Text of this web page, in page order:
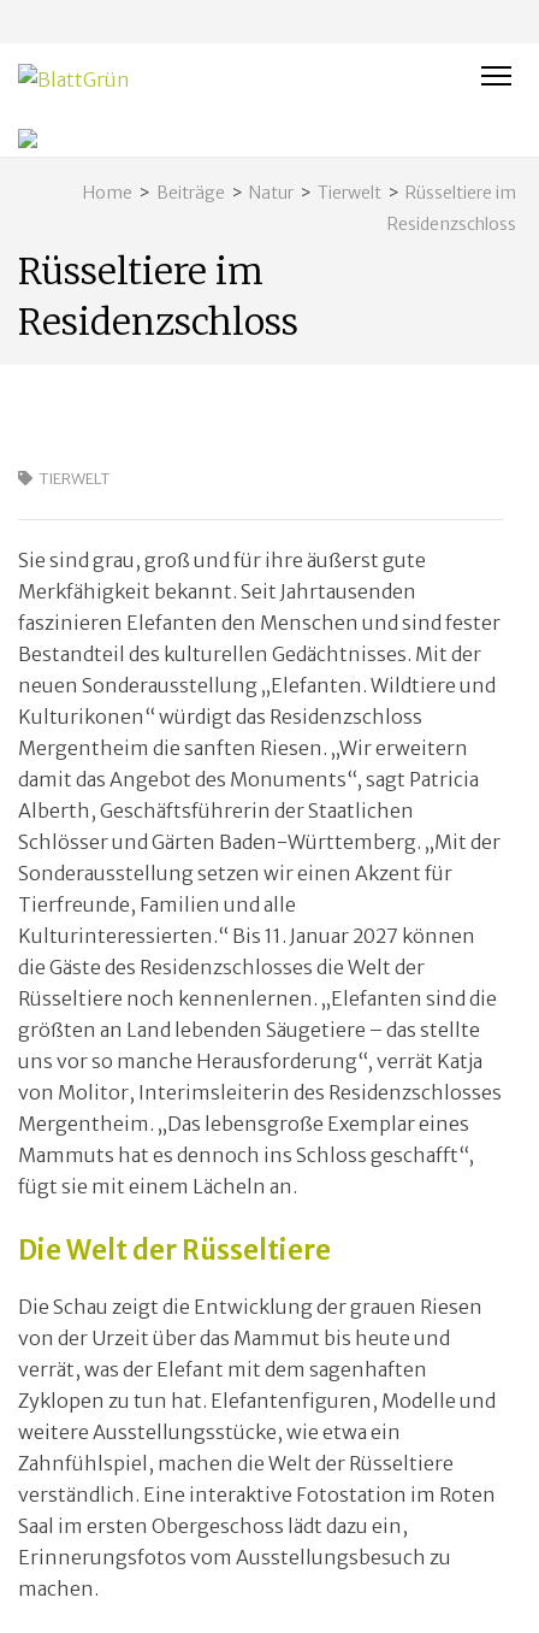
Home > Beiträge > Natur > Tierwelt > Rüsseltiere im
Residenzschloss
Rüsseltiere im
Residenzschloss
TIERWELT
Sie sind grau, groß und für ihre äußerst gute
Merkfähigkeit bekannt. Seit Jahrtausenden
faszinieren Elefanten den Menschen und sind fester
Bestandteil des kulturellen Gedächtnisses. Mit der
neuen Sonderausstellung „Elefanten. Wildtiere und
Kulturikonen“ würdigt das Residenzschloss
Mergentheim die sanften Riesen. „Wir erweitern
damit das Angebot des Monuments“, sagt Patricia
Alberth, Geschäftsführerin der Staatlichen
Schlösser und Gärten Baden-Württemberg. „Mit der
Sonderausstellung setzen wir einen Akzent für
Tierfreunde, Familien und alle
Kulturinteressierten.“ Bis 11. Januar 2027 können
die Gäste des Residenzschlosses die Welt der
Rüsseltiere noch kennenlernen. „Elefanten sind die
größten an Land lebenden Säugetiere – das stellte
uns vor so manche Herausforderung“, verrät Katja
von Molitor, Interimsleiterin des Residenzschlosses
Mergentheim. „Das lebensgroße Exemplar eines
Mammuts hat es dennoch ins Schloss geschafft“,
fügt sie mit einem Lächeln an.
Die Welt der Rüsseltiere
Die Schau zeigt die Entwicklung der grauen Riesen
von der Urzeit über das Mammut bis heute und
verrät, was der Elefant mit dem sagenhaften
Zyklopen zu tun hat. Elefantenfiguren, Modelle und
weitere Ausstellungsstücke, wie etwa ein
Zahnfühlspiel, machen die Welt der Rüsseltiere
verständlich. Eine interaktive Fotostation im Roten
Saal im ersten Obergeschoss lädt dazu ein,
Erinnerungsfotos vom Ausstellungsbesuch zu
machen.